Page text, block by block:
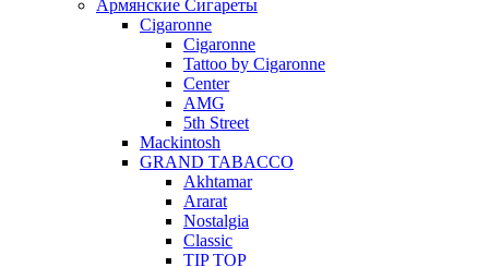
Армянские Сигареты
Cigaronne
Cigaronne
Tattoo by Cigaronne
Center
AMG
5th Street
Mackintosh
GRAND TABACCO
Akhtamar
Ararat
Nostalgia
Classic
TIP TOP